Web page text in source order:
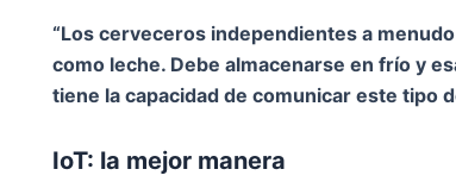
“Los cerveceros independientes a
como leche. Debe almacenarse en frío y
tiene la capacidad de comunicar este tipo
IoT: la mejor manera